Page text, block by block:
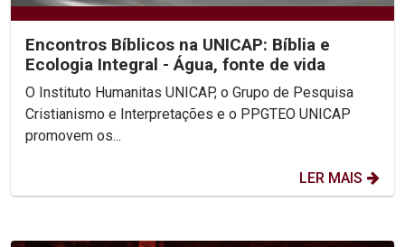
Encontros Bíblicos na UNICAP: Bíblia e
Ecologia Integral - Água, fonte de vida
O Instituto Humanitas UNICAP, o Grupo de Pesquisa
Cristianismo e Interpretações e o PPGTEO UNICAP
promovem os...
LER MAIS